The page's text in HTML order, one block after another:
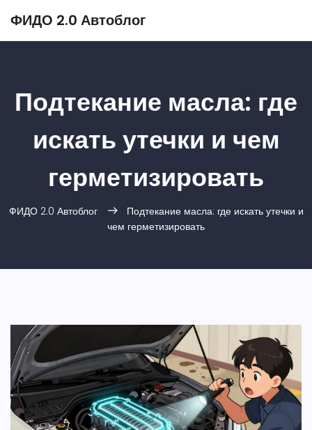
ФИДО 2.0 Автоблог
Подтекание масла: где
искать утечки и чем
герметизировать
ФИДО 2.0 Автоблог
Подтекание масла: где искать утечки и
чем герметизировать